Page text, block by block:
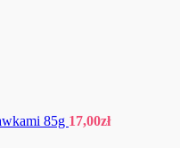
85g 17,00zł